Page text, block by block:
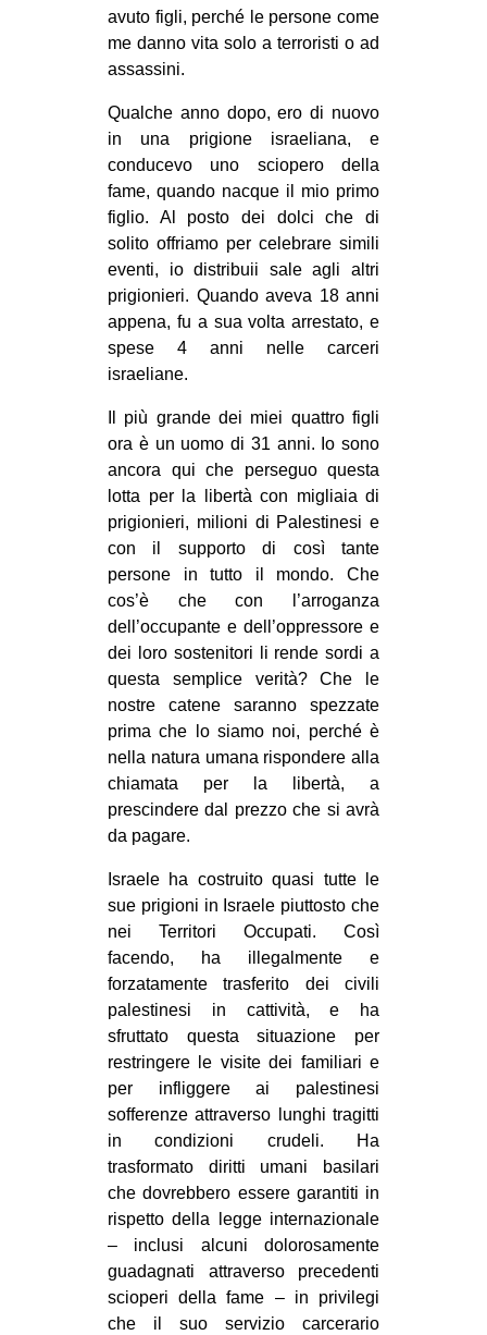
avuto figli, perché le persone come
me danno vita solo a terroristi o ad
assassini.
Qualche anno dopo, ero di nuovo
in una prigione israeliana, e
conducevo uno sciopero della
fame, quando nacque il mio primo
figlio. Al posto dei dolci che di
solito offriamo per celebrare simili
eventi, io distribuii sale agli altri
prigionieri. Quando aveva 18 anni
appena, fu a sua volta arrestato, e
spese 4 anni nelle carceri
israeliane.
Il più grande dei miei quattro figli
ora è un uomo di 31 anni. Io sono
ancora qui che perseguo questa
lotta per la libertà con migliaia di
prigionieri, milioni di Palestinesi e
con il supporto di così tante
persone in tutto il mondo. Che
cos’è che con l’arroganza
dell’occupante e dell’oppressore e
dei loro sostenitori li rende sordi a
questa semplice verità? Che le
nostre catene saranno spezzate
prima che lo siamo noi, perché è
nella natura umana rispondere alla
chiamata per la libertà, a
prescindere dal prezzo che si avrà
da pagare.
Israele ha costruito quasi tutte le
sue prigioni in Israele piuttosto che
nei Territori Occupati. Così
facendo, ha illegalmente e
forzatamente trasferito dei civili
palestinesi in cattività, e ha
sfruttato questa situazione per
restringere le visite dei familiari e
per infliggere ai palestinesi
sofferenze attraverso lunghi tragitti
in condizioni crudeli. Ha
trasformato diritti umani basilari
che dovrebbero essere garantiti in
rispetto della legge internazionale
– inclusi alcuni dolorosamente
guadagnati attraverso precedenti
scioperi della fame – in privilegi
che il suo servizio carcerario